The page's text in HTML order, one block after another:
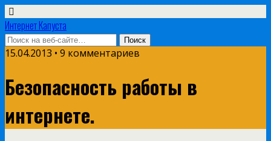
Интернет Капуста
15.04.2013 • 9 комментариев
Безопасность работы в
интернете.